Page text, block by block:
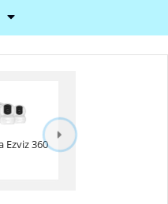
Ezviz 360